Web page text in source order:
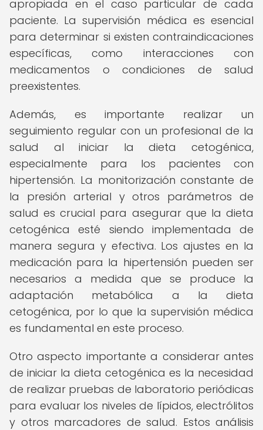
apropiada en el caso particular de cada
paciente. La supervisión médica es esencial
para determinar si existen contraindicaciones
específicas, como interacciones con
medicamentos o condiciones de salud
preexistentes.
Además, es importante realizar un
seguimiento regular con un profesional de la
salud al iniciar la dieta cetogénica,
especialmente para los pacientes con
hipertensión. La monitorización constante de
la presión arterial y otros parámetros de
salud es crucial para asegurar que la dieta
cetogénica esté siendo implementada de
manera segura y efectiva. Los ajustes en la
medicación para la hipertensión pueden ser
necesarios a medida que se produce la
adaptación metabólica a la dieta
cetogénica, por lo que la supervisión médica
es fundamental en este proceso.
Otro aspecto importante a considerar antes
de iniciar la dieta cetogénica es la necesidad
de realizar pruebas de laboratorio periódicas
para evaluar los niveles de lípidos, electrólitos
y otros marcadores de salud. Estos análisis